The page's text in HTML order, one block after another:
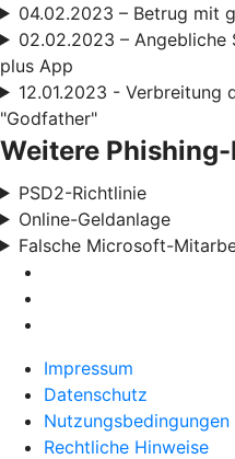
04.02.2023 – Betrug mit
02.02.2023 – Angebliche
plus App
12.01.2023 - Verbreitung
"Godfather"
Weitere
PSD2-Richtlinie
Online-Geldanlage
Falsche Microsoft-
Impressum
Datenschutz
Nutzungsbedingungen
Rechtliche Hinweise